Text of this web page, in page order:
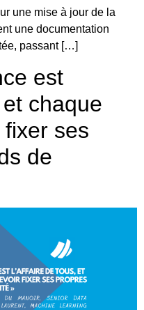
une mise à jour de la
une documentation
passant […]
est
chaque
ses
de